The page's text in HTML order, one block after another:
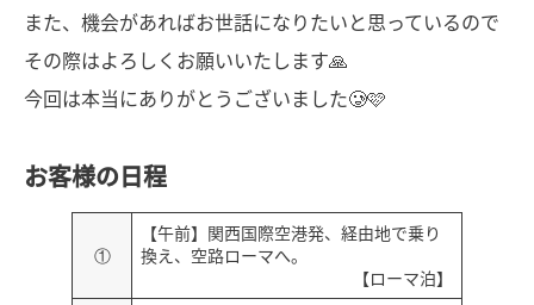
また、機会があればお世話になりたいと思っているので
その際はよろしくお願いいたします🙏
今回は本当にありがとうございました🥲🩷
お客様の日程
①
【午前】関西国際空港発、経由地で乗り
換え、空路ローマへ。
【ローマ泊】